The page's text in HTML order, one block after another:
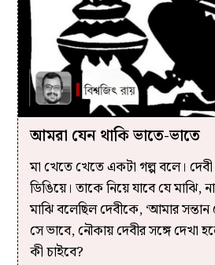
আমরা যেন থাকি ভাতে-ভাতে
মা খেতে খেতে একটা গল্প বলে। দেবী
ডিঙিয়ে। তাকে নিয়ে যাবে যে মাঝি,
মাঝি বলেছিল দেবীকে, ‘আমার
সে ভাবে, নৌকায় দেবীর সঙ্গে দেখা
কী চাইবে?